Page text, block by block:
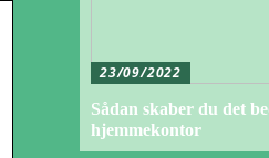
23/09/2022
Sådan skaber du det
hjemmekontor